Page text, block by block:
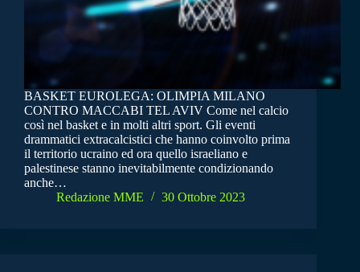
BASKET EUROLEGA: OLIMPIA MILANO
CONTRO MACCABI TEL AVIV Come nel calcio
così nel basket e in molti altri sport. Gli eventi
drammatici extracalcistici che hanno coinvolto prima
il territorio ucraino ed ora quello israeliano e
palestinese stanno inevitabilmente condizionando
anche…
Redazione MME
30 Ottobre 2023